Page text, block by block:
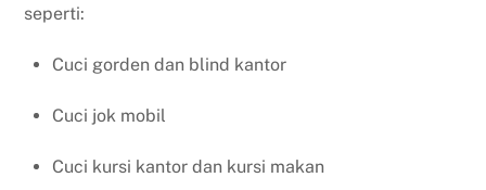
seperti:
Cuci gorden dan blind kantor
Cuci jok mobil
Cuci kursi kantor dan kursi makan